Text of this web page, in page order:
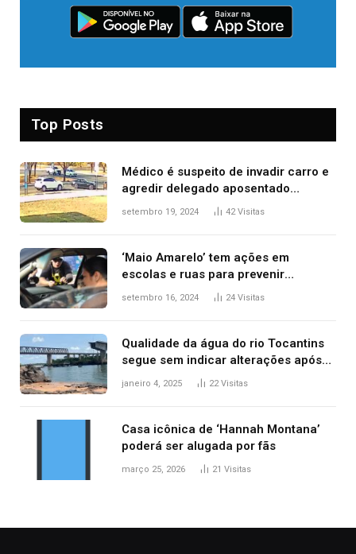
Top Posts
Médico é suspeito de invadir carro e
agredir delegado aposentado
durante confusão no trânsito
setembro 19, 2024 42Visitas
‘Maio Amarelo’ tem ações em
escolas e ruas para prevenir
acidentes no trânsito no AP
setembro 16, 2024 24 Visitas
Qualidade da água do rio Tocantins
segue sem indicar alterações após
desabamento da ponte entre MA e
janeiro 4, 2025 22Visitas
Casa icônica de ‘Hannah Montana’
poderá ser alugada por fãs
março 25, 2026 21 Visitas